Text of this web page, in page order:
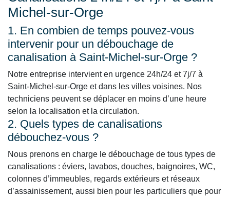
Michel-sur-Orge
1. En combien de temps pouvez-vous
intervenir pour un débouchage de
canalisation à Saint-Michel-sur-Orge ?
Notre entreprise intervient en urgence 24h/24 et 7j/7 à
Saint-Michel-sur-Orge et dans les villes voisines. Nos
techniciens peuvent se déplacer en moins d’une heure
selon la localisation et la circulation.
2. Quels types de canalisations
débouchez-vous ?
Nous prenons en charge le débouchage de tous types de
canalisations : éviers, lavabos, douches, baignoires, WC,
colonnes d’immeubles, regards extérieurs et réseaux
d’assainissement, aussi bien pour les particuliers que pour